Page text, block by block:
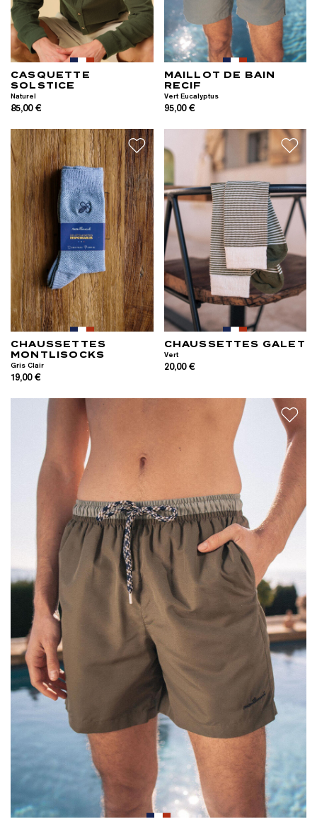
CASQUETTE
SOLSTICE
Naturel
85,00 €
MAILLOT DE BAIN
RECIF
Vert Eucalyptus
95,00 €
CHAUSSETTES
MONTLISOCKS
Gris Clair
19,00 €
CHAUSSETTES GALET
Vert
20,00 €